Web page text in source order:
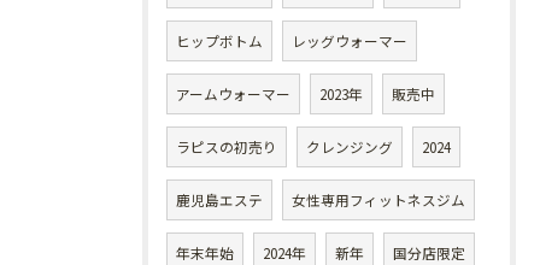
ヒップボトム レッグウォーマー
アームウォーマー 2023年 販売中
ラピスの初売り クレンジング 2024
鹿児島エステ 女性専用フィットネスジム
年末年始 2024年 新年 国分店限定